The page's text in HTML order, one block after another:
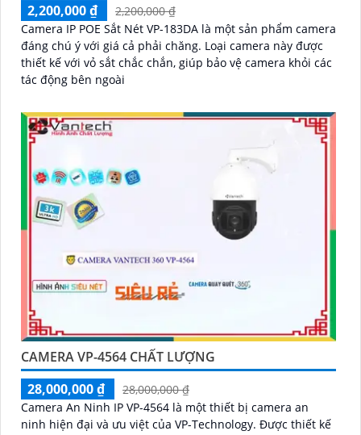
2,200,000 ₫
2,200,000 ₫
Camera IP POE Sắt Nét VP-183DA là một sản phẩm camera
đáng chú ý với giá cả phải chăng. Loại camera này được
thiết kế với vỏ sắt chắc chắn, giúp bảo vệ camera khỏi các
tác động bên ngoài
CAMERA VP-4564 CHẤT LƯỢNG
28,000,000 ₫
28,000,000 ₫
Camera An Ninh IP VP-4564 là một thiết bị camera an
ninh hiện đại và ưu việt của VP-Technology. Được thiết kế